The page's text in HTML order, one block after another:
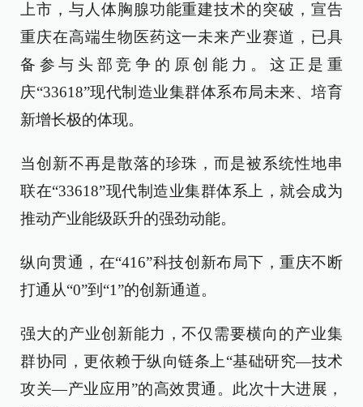
上市，与人体胸腺功能重建技术的突破，宣告
重庆在高端生物医药这一未来产业赛道，已具
备参与头部竞争的原创能力。这正是重
庆“33618”现代制造业集群体系布局未来、培育
新增长极的体现。
当创新不再是散落的珍珠，而是被系统性地串
联在“33618”现代制造业集群体系上，就会成为
推动产业能级跃升的强劲动能。
纵向贯通，在“416”科技创新布局下，重庆不断
打通从“0”到“1”的创新通道。
强大的产业创新能力，不仅需要横向的产业集
群协同，更依赖于纵向链条上“基础研究—技术
攻关—产业应用”的高效贯通。此次十大进展，